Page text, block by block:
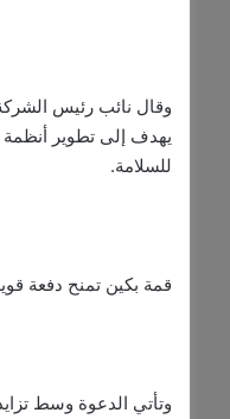
وقال نائب رئيس
يهدف إلى تطوير أنظمة
للسلامة.
قمة بكين تمنح دفعة
وتأتي الدعوة وسط